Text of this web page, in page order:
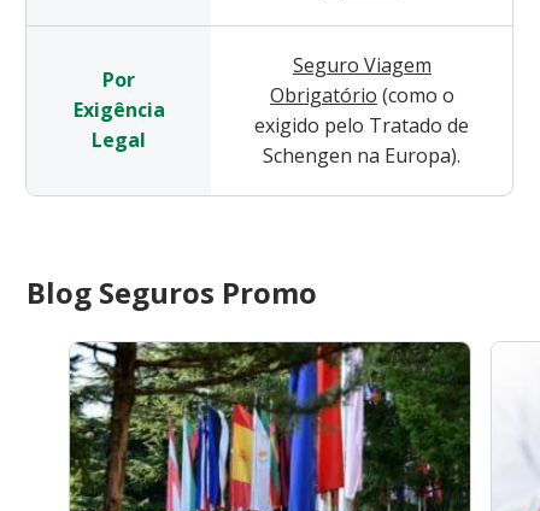
Por
Exigência
Legal
Seguro Viagem
Obrigatório (como o
exigido pelo Tratado de
Schengen na Europa).
Blog Seguros Promo